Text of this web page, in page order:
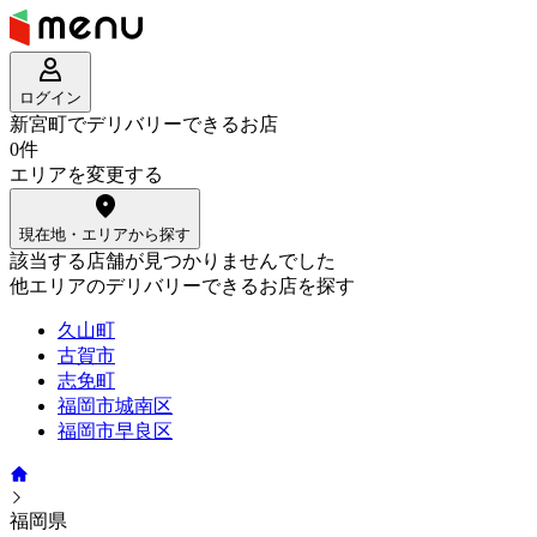
ログイン
新宮町でデリバリーできるお店
0件
エリアを変更する
現在地・エリアから探す
該当する店舗が見つかりませんでした
他エリアのデリバリーできるお店を探す
久山町
古賀市
志免町
福岡市城南区
福岡市早良区
福岡県